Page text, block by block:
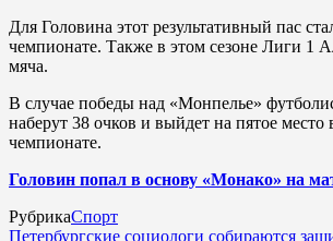
Для Головина этот результативный пас
чемпионате. Также в этом сезоне Лиги 1
мяча.
В случае победы над «Монпелье»
наберут 38 очков и выйдет на пятое
чемпионате.
Головин попал в основу «Монако» на
РубрикаСпорт
Петербургские социологи собираются